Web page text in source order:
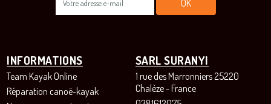
INFORMATIONS
Team Kayak Online
Réparation canoë-kayak
SARL SURANYI
1 rue des Marronniers 25220
Chalèze - France